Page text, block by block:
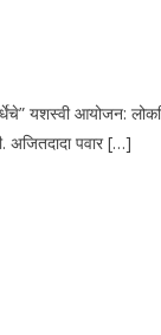
यशस्वी
अजितदादा पवार […]